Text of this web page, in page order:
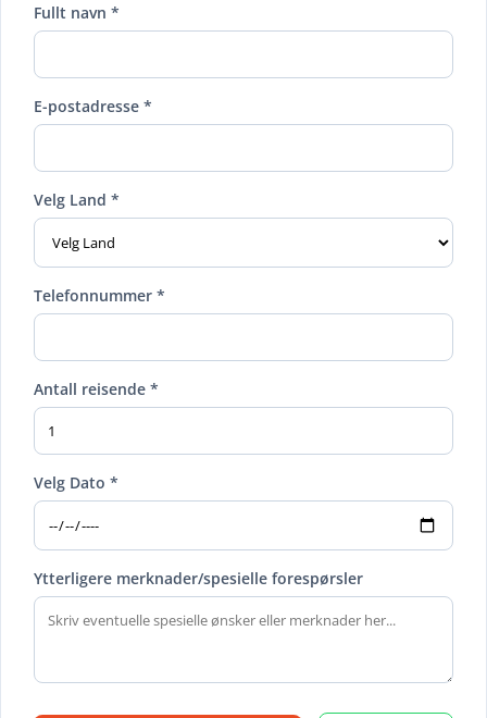
Fullt navn *
E-postadresse *
Velg Land *
Telefonnummer *
Antall reisende *
Velg Dato *
Ytterligere merknader/spesielle forespørsler